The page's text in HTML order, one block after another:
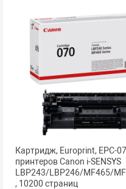
Картридж, Europrint, EPC-
принтеров Canon i-SENSYS
LBP243/LBP246/MF465/
, 10200 страниц